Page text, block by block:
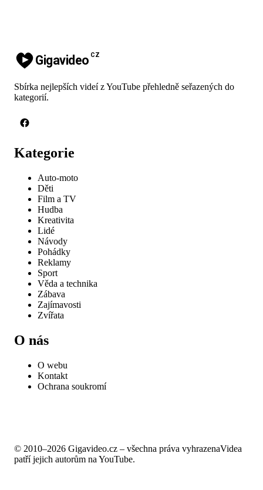
Gigavideo CZ
Sbírka nejlepších videí z YouTube přehledně seřazených do
kategorií.
Kategorie
Auto-moto
Děti
Film a TV
Hudba
Kreativita
Lidé
Návody
Pohádky
Reklamy
Sport
Věda a technika
Zábava
Zajímavosti
Zvířata
O nás
O webu
Kontakt
Ochrana soukromí
© 2010–2026 Gigavideo.cz – všechna práva vyhrazenaVidea
patří jejich autorům na YouTube.